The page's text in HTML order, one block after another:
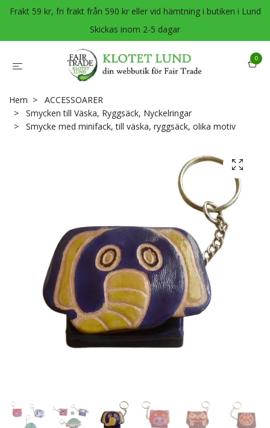
Frakt 59 kr, fri frakt från 590 kr eller vid hämtning i butiken i Lund
Skickas inom 2-5 dagar
0
Hem
ACCESSOARER
Smycken till Väska, Ryggsäck, Nyckelringar
Smycke med minifack, till väska, ryggsäck, olika motiv